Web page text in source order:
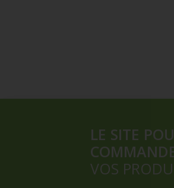
LE SITE
VOS